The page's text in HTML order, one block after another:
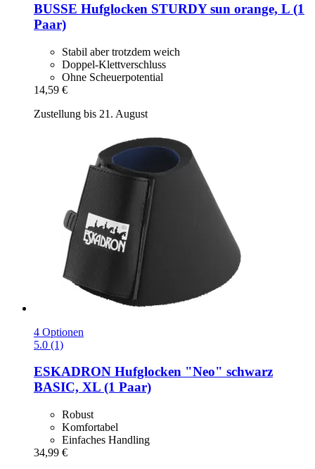
BUSSE Hufglocken STURDY sun orange, L (1
Paar)
Stabil aber trotzdem weich
Doppel-Klettverschluss
Ohne Scheuerpotential
14,59 €
Zustellung bis 21. August
4 Optionen
5.0 (1)
ESKADRON Hufglocken "Neo" schwarz
BASIC, XL (1 Paar)
Robust
Komfortabel
Einfaches Handling
34,99 €